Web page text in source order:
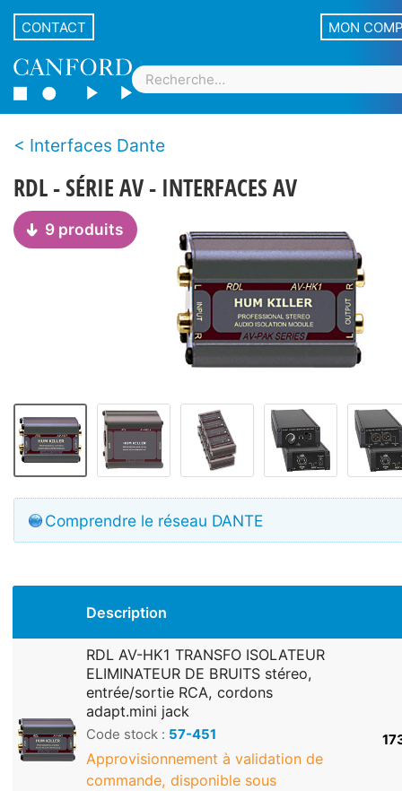
CONTACT MON
Interfaces Dante
RDL - SÉRIE AV - INTERFACES AV
9 produits
Comprendre le réseau DANTE
Description
RDL AV-HK1 TRANSFO ISOLATEUR
ELIMINATEUR DE BRUITS stéreo,
entrée/sortie RCA, cordons
adapt.mini jack
Code stock : 57-451
Approvisionnement à validation de
commande, disponible sous